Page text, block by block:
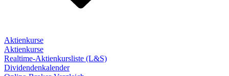
Aktienkurse
Aktienkurse
Realtime-Aktienkursliste (L&S)
Dividendenkalender